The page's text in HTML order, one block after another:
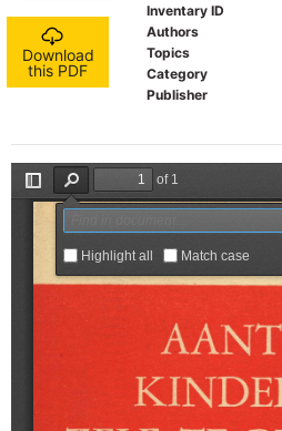
Download
this PDF
Inventary ID
Authors
Topics
Category
Publisher